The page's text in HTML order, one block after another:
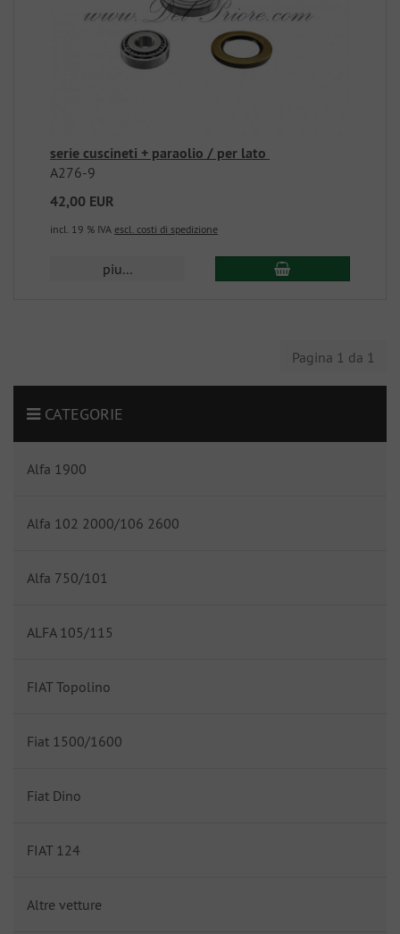
serie cuscineti + paraolio / per lato
A276-9
42,00 EUR
incl. 19 % IVA escl. costi di spedizione
piu...
Pagina 1 da 1
CATEGORIE
Alfa 1900
Alfa 102 2000/106 2600
Alfa 750/101
ALFA 105/115
FIAT Topolino
Fiat 1500/1600
Fiat Dino
FIAT 124
Altre vetture